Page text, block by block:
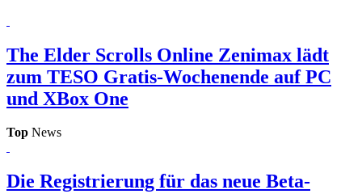
The Elder Scrolls Online Zenimax lädt
zum TESO Gratis-Wochenende auf PC
und XBox One
Top News
Die Registrierung für das neue Beta-